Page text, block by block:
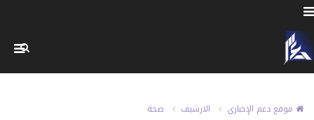
موقع دعم الإخباري الارشيف صحة